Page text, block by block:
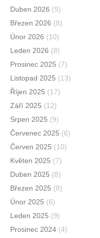
Duben 2026 (9)
Březen 2026 (8)
Únor 2026 (10)
Leden 2026 (8)
Prosinec 2025 (7)
Listopad 2025 (13)
Říjen 2025 (17)
Září 2025 (12)
Srpen 2025 (9)
Červenec 2025 (6)
Červen 2025 (10)
Květen 2025 (7)
Duben 2025 (8)
Březen 2025 (8)
Únor 2025 (6)
Leden 2025 (9)
Prosinec 2024 (4)